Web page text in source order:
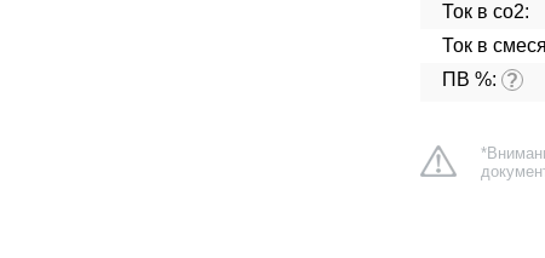
Ток в co2:
Ток в
ПВ %: ?